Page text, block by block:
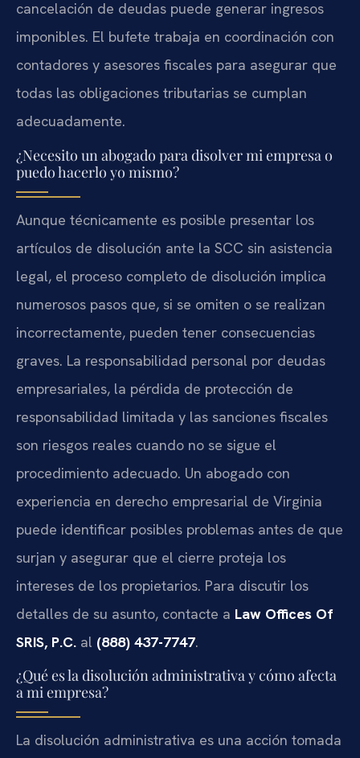
cancelación de deudas puede generar ingresos
imponibles. El bufete trabaja en coordinación con
contadores y asesores fiscales para asegurar que
todas las obligaciones tributarias se cumplan
adecuadamente.
¿Necesito un abogado para disolver mi empresa o
puedo hacerlo yo mismo?
Aunque técnicamente es posible presentar los
artículos de disolución ante la SCC sin asistencia
legal, el proceso completo de disolución implica
numerosos pasos que, si se omiten o se realizan
incorrectamente, pueden tener consecuencias
graves. La responsabilidad personal por deudas
empresariales, la pérdida de protección de
responsabilidad limitada y las sanciones fiscales
son riesgos reales cuando no se sigue el
procedimiento adecuado. Un abogado con
experiencia en derecho empresarial de Virginia
puede identificar posibles problemas antes de que
surjan y asegurar que el cierre proteja los
intereses de los propietarios. Para discutir los
detalles de su asunto, contacte a Law Offices Of
SRIS, P.C. al (888) 437-7747.
¿Qué es la disolución administrativa y cómo afecta
a mi empresa?
La disolución administrativa es una acción tomada